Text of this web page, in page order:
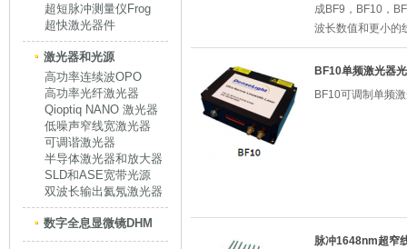
超短脉冲测量仪Frog
超快激光器件
激光器和光源
高功率连续波OPO
高功率光纤激光器
Qioptiq NANO 激光器
低噪声窄线宽激光器
可调谐激光器
半导体激光器和放大器
SLD和ASE宽带光源
双波长输出氦氖激光器
数字全息显微镜DHM
成BF9，BF10，
波长数值和更小的
BF10单频激光器
BF10可调制单频
脉冲1648nm超窄